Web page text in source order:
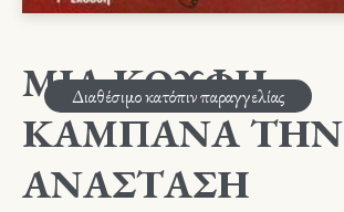
ΜΙΑ ΚΟΥΦΗ
ΚΑΜΠΑΝΑ ΤΗΝ
ΑΝΑΣΤΑΣΗ
Διαθέσιμο κατόπιν παραγγελίας